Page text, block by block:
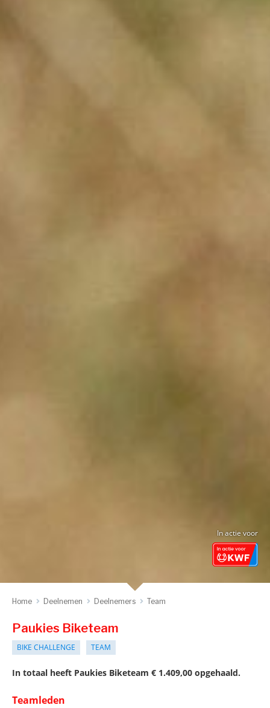
In actie voor
Home Deelnemen Deelnemers Team
Paukies Biketeam
BIKE CHALLENGE TEAM
In totaal heeft Paukies Biketeam € 1.409,00 opgehaald.
Teamleden